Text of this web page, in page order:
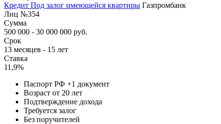
Кредит Под залог имеющейся квартиры Газпромбанк
Лиц №354
Сумма
500 000 - 30 000 000 руб.
Срок
13 месяцев - 15 лет
Ставка
11,9%
Паспорт РФ +1 документ
Возраст от 20 лет
Подтверждение дохода
Требуется залог
Без поручителей